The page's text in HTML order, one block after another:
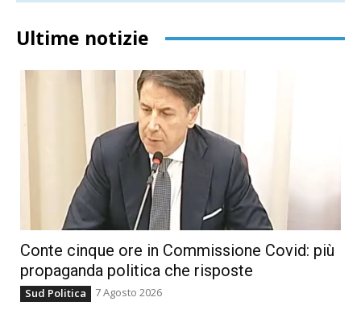
Ultime notizie
Conte cinque ore in Commissione Covid: più
propaganda politica che risposte
Sud Politica 7 Agosto 2026